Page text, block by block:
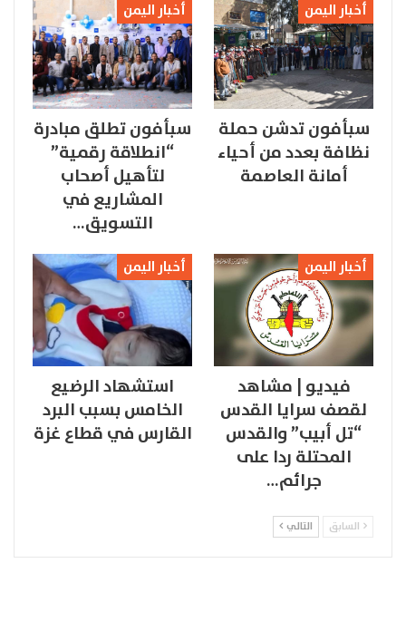
أخبار اليمن
سبأفون تدشن حملة
نظافة بعدد من أحياء
أمانة العاصمة
أخبار اليمن
سبأفون تطلق مبادرة
“انطلاقة رقمية”
لتأهيل أصحاب
المشاريع في
التسويق…
أخبار اليمن
فيديو | مشاهد
لقصف سرايا القدس
“تل أبيب” والقدس
المحتلة ردا على
جرائم…
أخبار اليمن
استشهاد الرضيع
الخامس بسبب البرد
القارس في قطاع غزة
السابق التالي